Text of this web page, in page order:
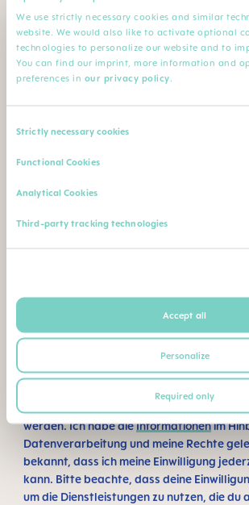
We use strictly necessary cookies and similar
website. We would also like to activate optional
technologies to personalize our website and to
You can find our imprint, more information and
preferences in our privacy policy.
Strictly necessary cookies
Functional Cookies
Analytical Cookies
Third-party tracking technologies
Accept all
Personalize
Required only
Name der Einrichtung Kommentar
Ärzteausweis, Berufsausweis etc.)
Oder senden/faxen Sie Ihren
folgende Postadresse/Faxnummer:
27383 Scheessel
Deutschland
Ich bin damit einverstanden, dass meine
werden. Ich habe dieInformationenim
Datenverarbeitung und meine Rechte
bekannt, dass ich meine Einwilligung
kann. Bitte beachte, dass deine
um die Dienstleistungen zu nutzen, die du